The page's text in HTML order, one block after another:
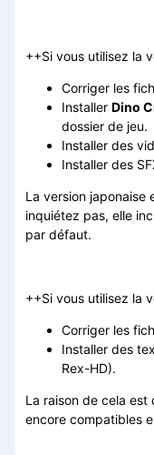
++Si vous utilisez la
Corriger les
Installer Dino
dossier de jeu.
Installer des
Installer des
La version japonaise
inquiétez pas, elle
par défaut.
++Si vous utilisez la
Corriger les
Installer des
Rex-HD).
La raison de cela est
encore compatibles